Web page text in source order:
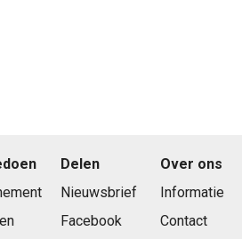
Delen
Nieuwsbrief
Facebook
Over ons
Informatie
Contact